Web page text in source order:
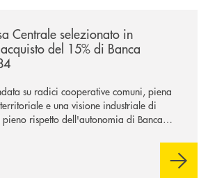
Centrale selezionato in
del 15% di Banca
su radici cooperative comuni, piena
e una visione industriale di
rispetto dell'autonomia di Banca
per la finalizzazione dell’operazione.